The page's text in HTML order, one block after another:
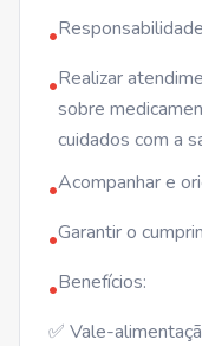
•
•Realizar
sobre
cuidados com a
•Acompanhar e
•Garantir o
•Benefícios:
✅ Vale-